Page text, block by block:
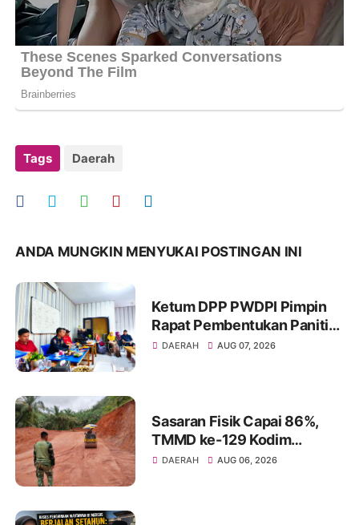
Tags Daerah
ANDA MUNGKIN MENYUKAI POSTINGAN INI
Ketum DPP PWDPI Pimpin
Rapat Pembentukan Panitia
HUT Ke-4, Berikut Susunan
DAERAH AUG 07, 2026
Sasaran Fisik Capai 86%,
TMMD ke-129 Kodim
0306/50 Kota Berjalan
DAERAH AUG 06, 2026